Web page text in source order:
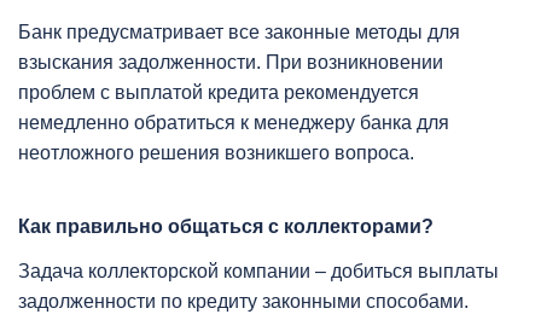
Банк предусматривает все законные методы для
взыскания задолженности. При возникновении
проблем с выплатой кредита рекомендуется
немедленно обратиться к менеджеру банка для
неотложного решения возникшего вопроса.
Как правильно общаться с коллекторами?
Задача коллекторской компании – добиться выплаты
задолженности по кредиту законными способами.